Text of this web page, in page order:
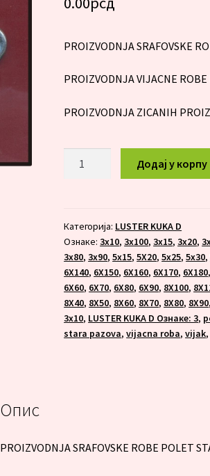
PROIZVODNJA SRAFOVSKE
PROIZVODNJA VIJACNE
PROIZVODNJA ZICANIH
Додај у корпу
Категорија: LUSTER KUKA D
Ознаке:3x10,3x100,3x15,3x20,
3x80,3x90,5x15,5X20,5x25,5x30,
6X140, 6X150, 6X160, 6X170, 6X180,
6X60, 6X70, 6X80, 6X90, 8X100,
8X40, 8X50, 8X60, 8X70, 8X80, 8X90,
3x10, LUSTER KUKA D Ознаке: 3,
stara pazova,vijacna roba,vijak,
Опис
PROIZVODNJA SRAFOVSKE ROBE POLET